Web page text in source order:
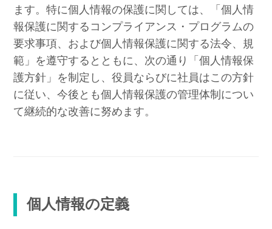
ます。特に個人情報の保護に関しては、「個人情
報保護に関するコンプライアンス・プログラムの
要求事項、および個人情報保護に関する法令、規
範」を遵守するとともに、次の通り「個人情報保
護方針」を制定し、役員ならびに社員はこの方針
に従い、今後とも個人情報保護の管理体制につい
て継続的な改善に努めます。
個人情報の定義